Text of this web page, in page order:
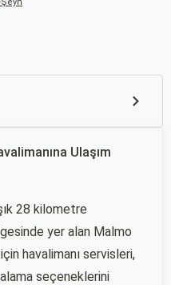
Ulaşım
28 kilometre
yer alan Malmo
havalimanı servisleri,
seçeneklerini